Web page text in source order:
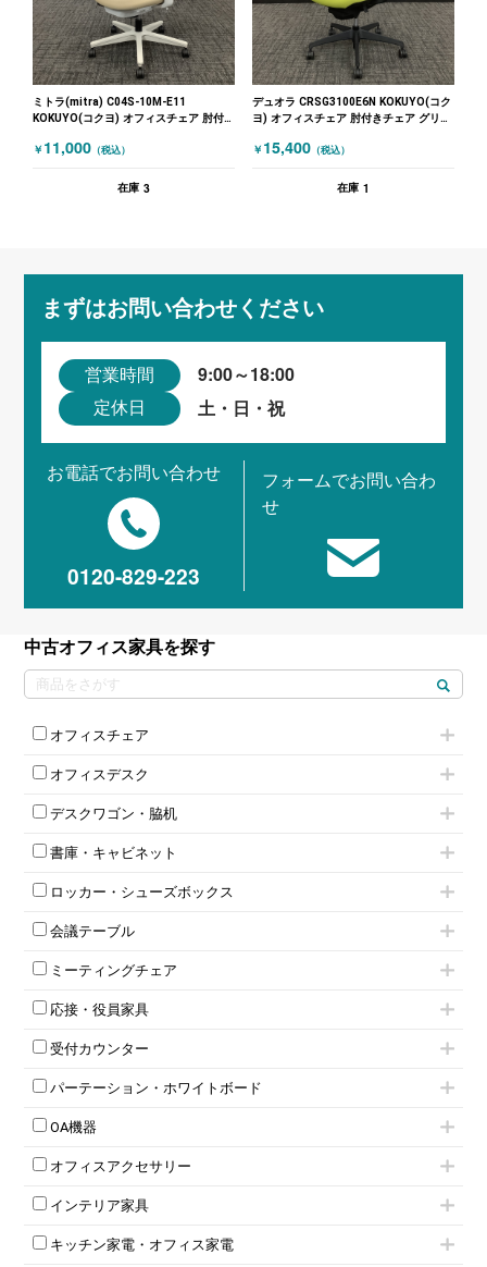
ミトラ(mitra) C04S-10M-E11
KOKUYO(コクヨ) オフィスチェア 肘付
￥ 11,000 （税込）
在庫 3
デュオラ CRSG3100E6N KOKUYO(コク
ヨ) オフィスチェア 肘付きチェア グリー
￥ 15,400 （税込）
在庫 1
まずはお問い合わせください
営業時間 9:00～18:00
定休日 土・日・祝
お電話でお問い合わせ
0120-829-223
フォームでお問い合わ
せ
中古オフィス家具を探す
オフィスチェア
肘無しチェア
役員チェア
高級チェア（多機能チェア）
オフィスチェアその他
オフィスデスク
フリーアドレスデスク（ベンチデスク）
昇降デスク
オフィスデスクその他
両袖机
デスクワゴン・脇机
インワゴン2段
インワゴン3段
脇机
ワゴンその他
書庫・キャビネット
ハイキャビネット
ローキャビネット
両開きキャビネット
スチールキャビネット
上下連結キャビネット
軽量ラック（スチールラック）
収納家具その他
両開書庫
ラテラル書庫
ロッカー・シューズボックス
1人用ロッカー
2人用ロッカー
3人用ロッカー
4人用ロッカー
5人用ロッカー
8人用ロッカー
多人数ロッカー
ダイヤル錠ロッカー
ダイヤル錠ロッカー
ワードローブ・クローゼット
会議テーブル
スタッキングテーブル
ネスティングテーブル
幕板付テーブル
カウンターテーブル
T字脚テーブル
会議テーブルW1200～
会議テーブルW1800～
平行スタックテーブル
会議テーブルその他
ミーティングチェア
キャスター付きミーティングチェア
スタッキングミーティングチェア
テーブル付きミーティングチェア
ネスティングミーティングチェア
折りたたみミーティングチェア
ハイチェア
ミーティングチェアその他
応接・役員家具
応接セット
応接ソファ
応接チェア
応接テーブル
応接・役員家具その他
受付カウンター
ローカウンター
ラウンジカウンター
受付カウンターその他
パーテーション・ホワイトボード
パーテーション
自立タイプパーテーション
パーテーションその他
脚付ホワイトボード
壁掛けホワイトボード
ホワイトボードその他
OA機器
電話機（ビジネスフォン）
シュレッダー
プロジェクター
スクリーン
オフィスアクセサリー
チェア用台車
演台・講演台・演説台
防音パネル
個室ブース
インテリア家具
モールドチェア
ダイニングチェア
キッチン家電・オフィス家電